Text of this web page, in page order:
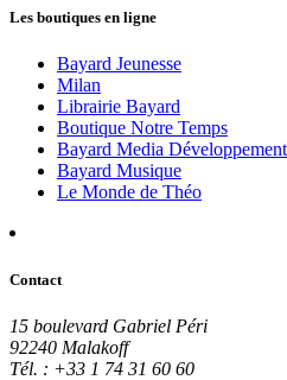
Les boutiques en ligne
Bayard Jeunesse
Milan
Librairie Bayard
Boutique Notre Temps
Bayard Media Développement
Bayard Musique
Le Monde de Théo
Contact
15 boulevard Gabriel Péri
92240 Malakoff
Tél. : +33 1 74 31 60 60